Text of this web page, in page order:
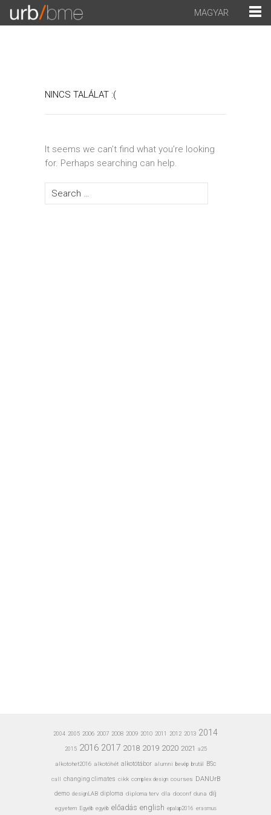
MAGYAR
NINCS TALÁLAT :(
It seems we can’t find what you’re looking
for. Perhaps searching can help.
Search for:
2004 2005 2006 2007 2008 2009 2010 2011 2012 2013 2014
2015 2016 2017 2018 2019 2020 2021 a25
alkotohet2016 alkotóhét alkotótábor alumni bevép brutál BSc
call changing climates cikk complex design courses DANUrB
demo designLAB diploma diploma terv dla doconf duna díj
egyetem Egyéb egyéb előadás english epalap2016 erasmus